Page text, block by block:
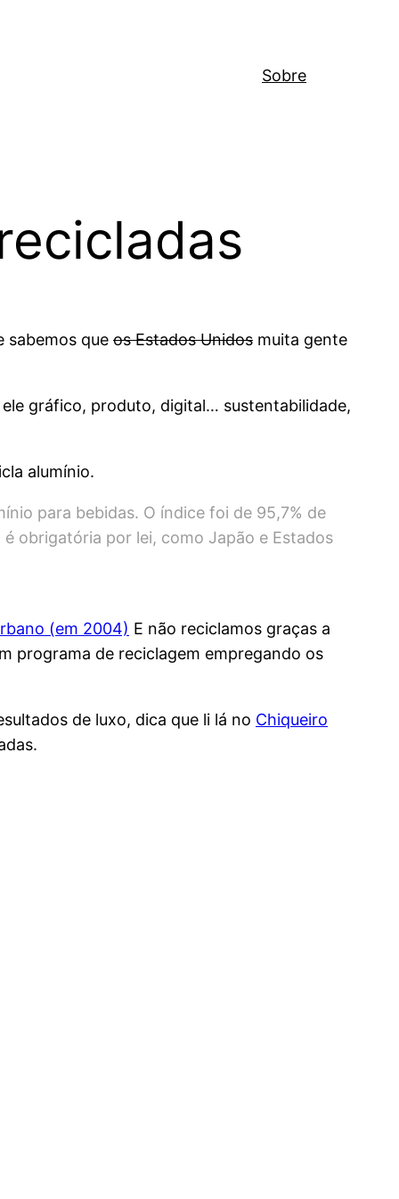
Sobre
sabemos que os Estados Unidos muita gente
ele gráfico, produto, digital… sustentabilidade,
alumínio.
para bebidas. O índice foi de 95,7% de
obrigatória por lei, como Japão e Estados
(em 2004) E não reciclamos graças a
programa de reciclagem empregando os
de luxo, dica que li lá no Chiqueiro